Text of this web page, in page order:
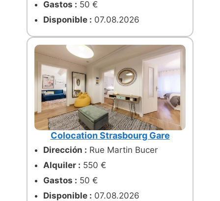
Gastos : 50 €
Disponible : 07.08.2026
Colocation Strasbourg Gare
Dirección : Rue Martin Bucer
Alquiler : 550 €
Gastos : 50 €
Disponible : 07.08.2026